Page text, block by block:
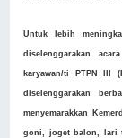
Untuk lebih
diselenggarakan
karyawan/ti PTPN III
diselenggarakan
menyemarakkan
goni, joget balon, lari